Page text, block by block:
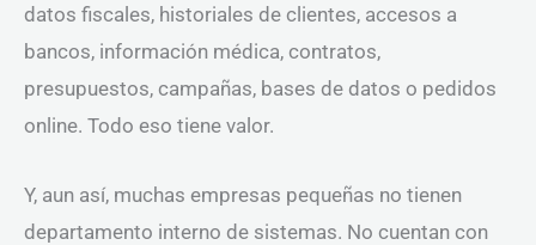
datos fiscales, historiales de clientes, accesos a
bancos, información médica, contratos,
presupuestos, campañas, bases de datos o pedidos
online. Todo eso tiene valor.
Y, aun así, muchas empresas pequeñas no tienen
departamento interno de sistemas. No cuentan con